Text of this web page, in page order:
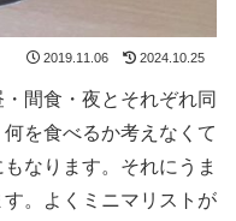
2019.11.06 2024.10.25
間食・夜とそれぞれ同
を食べるか考えなくて
なります。それにうま
。よくミニマリストが